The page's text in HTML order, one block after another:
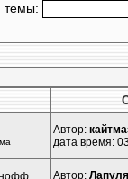
темы:
Автор:
дата время:
Автор: